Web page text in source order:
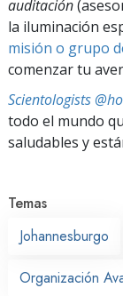
auditación
la iluminación
misión o grupo
comenzar tu
Scientologists
todo el mundo
saludables y
Temas
Johannesburgo
Organización